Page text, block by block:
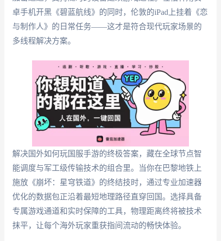
卓手机开黑《碧蓝航线》的同时，伦敦的iPad上挂着《恋
与制作人》的日常任务——这才是符合现代玩家场景的
多线程解决方案。
解决国外如何玩国服手游的终极答案，藏在全球节点智
能调度与军工级传输技术的组合里。当你在巴黎地铁上
施放《崩坏：星穹铁道》的终结技时，通过专业加速器
优化的数据包正沿着最短地理路径直穿回国。选择具备
专属游戏通道和实时保障的工具，物理距离终将被技术
抹平，让每个海外玩家重获指间流动的畅快体验。